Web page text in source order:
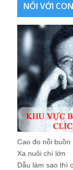
NÓI VỚI CON
Cao đo nỗi buồn
Xa nuôi chí lớn
Dẫu làm sao thì